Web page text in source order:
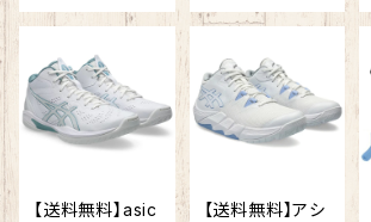
【 インザペイント
】【ウェア】バスケ
ット レフリーシャ
ツ 審判 試合 メ
ンズ レディース
シューズバッグ I
【送料無料】asic
【送料無料】アシ